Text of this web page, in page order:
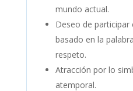
mundo actual.
Deseo de
basado en la
respeto.
Atracción por lo
atemporal.